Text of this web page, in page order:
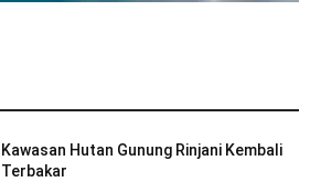
Kawasan Hutan Gunung Rinjani Kembali
Terbakar